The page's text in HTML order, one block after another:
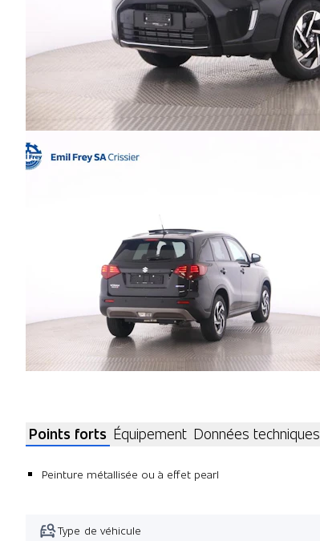
Points forts Équipement Données techniques
Peinture métallisée ou à effet pearl
Type de véhicule